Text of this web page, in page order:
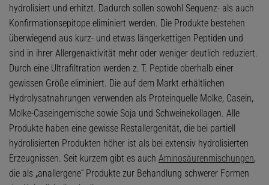
hydrolisiert und erhitzt. Dadurch sollen sowohl Sequenz- als auch
Konfirmationsepitope eliminiert werden. Die Produkte bestehen
überwiegend aus kurz- und etwas längerkettigen Peptiden und
sind in ihrer Allergenaktivität mehr oder weniger deutlich reduziert.
Durch eine Ultrafiltration werden z. T. Peptide oberhalb einer
gewissen Größe eliminiert. Die auf dem Markt erhältlichen
Hydrolysatnahrungen verwenden als Proteinquelle Molke, Casein,
Molke-Caseingemische sowie Soja und Schweinekollagen. Alle
Produkte haben eine gewisse Restallergenität, die bei partiell
hydrolisierten Produkten höher ist als bei extensiv hydrolisierten
Erzeugnissen. Seit kurzem gibt es auch Aminosäurenmischungen,
die als „anallergene“ Produkte zur Behandlung schwerer Formen